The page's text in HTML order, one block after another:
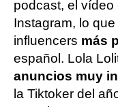
podcast, el
Instagram, lo
influencers más
español. Lola
anuncios muy
la Tiktoker del